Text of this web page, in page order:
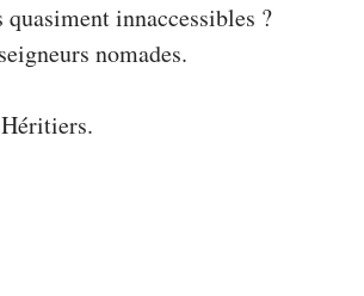
innaccessibles ?
nomades.